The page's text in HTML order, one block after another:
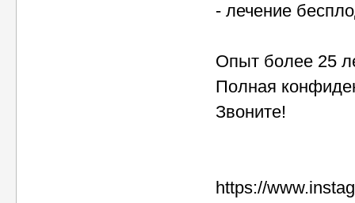
- лечение
Опыт более 25
Полная
Звоните!
https://